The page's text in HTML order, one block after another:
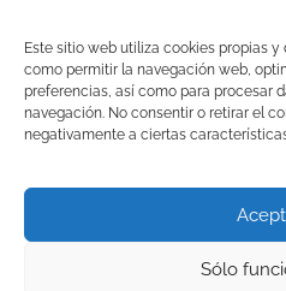
Este sitio web utiliza cookies propias
como permitir la navegación web,
preferencias, así como para procesar
navegación. No consentir o retirar el
negativamente a ciertas
Sólo
(1) internet(19) landing
publicación electrónica (1)
seguridad de la información(1) tic
web móvil(3)